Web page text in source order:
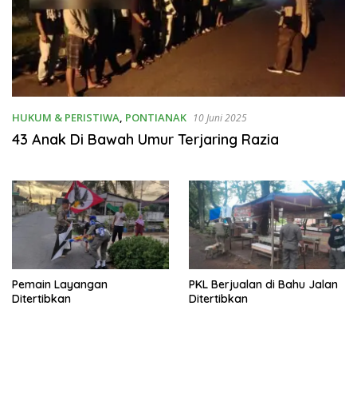
HUKUM & PERISTIWA, PONTIANAK 10 Juni 2025
43 Anak Di Bawah Umur Terjaring Razia
Pemain Layangan
Ditertibkan
PKL Berjualan di Bahu Jalan
Ditertibkan